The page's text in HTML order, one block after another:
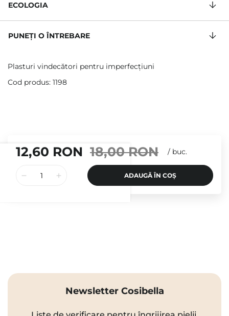
12,60 RON 18,00 RON / buc.
ADAUGĂ ÎN COȘ
ECOLOGIA
PUNEȚI O ÎNTREBARE
Plasturi vindecători pentru imperfecțiuni
Cod produs: 1198
Newsletter Cosibella